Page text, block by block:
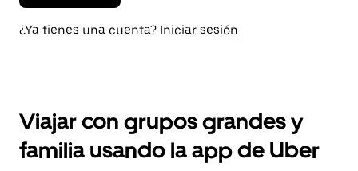
¿Ya tienes una cuenta? Iniciar sesión
Viajar con grupos grandes y
familia usando la app de Uber